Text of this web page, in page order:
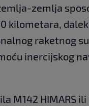
zemlja
kilometara,
raketnog
inercijskog
M142 HIMARS